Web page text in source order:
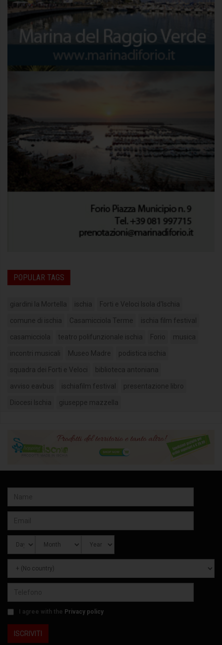
POPULAR TAGS
giardini la Mortella ischia Forti e Veloci Isola d'Ischia
comune di ischia Casamicciola Terme ischia film festival
casamicciola teatro polifunzionale ischia Forio musica
incontri musicali Museo Madre podistica ischia
squadra dei Forti e Veloci biblioteca antoniana
avviso eavbus ischiafilm festival presentazione libro
Diocesi Ischia giuseppe mazzella
I agree with the Privacy policy